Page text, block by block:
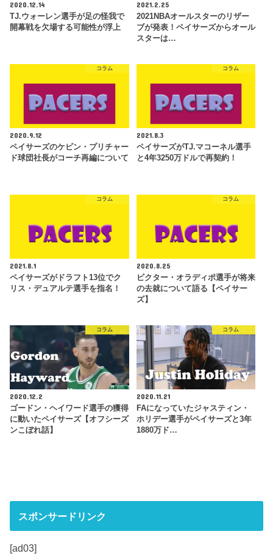
2020.12.14
TJ.ウォーレン選手が足の怪我で
開幕戦を欠場する可能性が浮上
2021.2.25
2021NBAオールスターのリザー
ブが発表！ペイサーズからオール
スターは…
コラム
2020.9.12
ペイサーズのケビン・プリチャー
ド球団社長がコーチ再編について
コラム
2021.8.3
ペイサーズがTJ.マコーネル選手
と4年3250万ドルで再契約！
コラム
2021.8.1
ペイサーズがドラフト13位でク
リス・デュアルテ選手を指名！
コラム
2020.8.25
ビクター・オラディポ選手が将来
の去就について語る【ペイサー
ズ】
コラム
2020.12.2
ゴードン・ヘイワード選手の獲得
に動いたペイサーズ【オフシーズ
ンこぼれ話】
コラム
2020.11.21
FAになっていたジャスティン・
ホリデー選手がペイサーズと3年
1880万ド…
スポンサードリンク
[ad03]